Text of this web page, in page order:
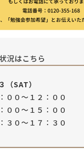
SAT）
～１２：００
～１５：００
～１７：３０